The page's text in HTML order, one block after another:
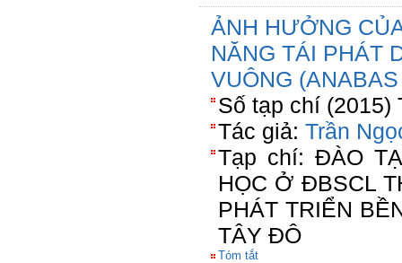
ẢNH HƯỞNG
NĂNG TÁI PHÁT
VUÔNG (ANABAS
Số tạp chí (2015)
Tác giả: Trần
Tạp chí: ĐÀO
HỌC Ở ĐBSCL
PHÁT TRIỂN
TÂY ĐÔ
Tóm tắt